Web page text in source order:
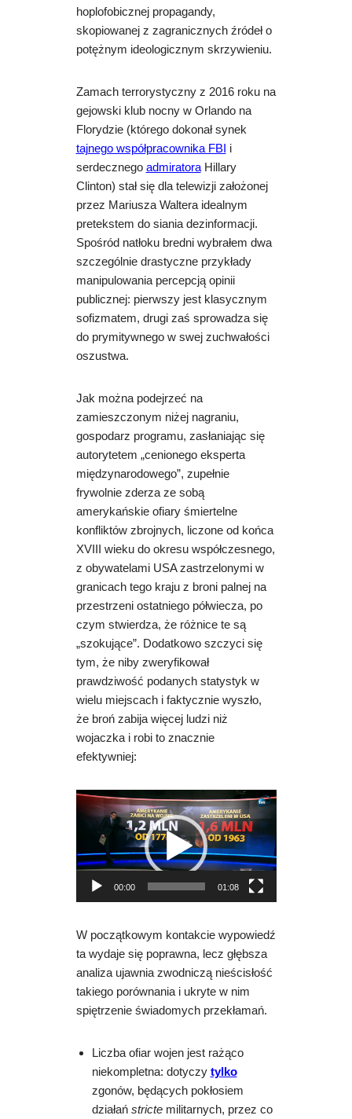
hoplofobicznej propagandy,
skopiowanej z zagranicznych źródeł o
potężnym ideologicznym skrzywieniu.
Zamach terrorystyczny z 2016 roku na
gejowski klub nocny w Orlando na
Florydzie (którego dokonał synek
tajnego współpracownika FBI i
serdecznego admiratora Hillary
Clinton) stał się dla telewizji założonej
przez Mariusza Waltera idealnym
pretekstem do siania dezinformacji.
Spośród natłoku bredni wybrałem dwa
szczególnie drastyczne przykłady
manipulowania percepcją opinii
publicznej: pierwszy jest klasycznym
sofizmatem, drugi zaś sprowadza się
do prymitywnego w swej zuchwałości
oszustwa.
Jak można podejrzeć na
zamieszczonym niżej nagraniu,
gospodarz programu, zasłaniając się
autorytetem „cenionego eksperta
międzynarodowego”, zupełnie
frywolnie zderza ze sobą
amerykańskie ofiary śmiertelne
konfliktów zbrojnych, liczone od końca
XVIII wieku do okresu współczesnego,
z obywatelami USA zastrzelonymi w
granicach tego kraju z broni palnej na
przestrzeni ostatniego półwiecza, po
czym stwierdza, że różnice te są
„szokujące”. Dodatkowo szczyci się
tym, że niby zweryfikował
prawdziwość podanych statystyk w
wielu miejscach i faktycznie wyszło,
że broń zabija więcej ludzi niż
wojaczka i robi to znacznie
efektywniej:
O
d
t
w
r
a
c
z
v
i
00:00 01:08
W początkowym kontakcie wypowiedź
ta wydaje się poprawna, lecz głębsza
analiza ujawnia zwodniczą nieścisłość
takiego porównania i ukryte w nim
spiętrzenie świadomych przekłamań.
Liczba ofiar wojen jest rażąco
niekompletna: dotyczy tylko
zgonów, będących pokłosiem
działań strictemilitarnych, przez co